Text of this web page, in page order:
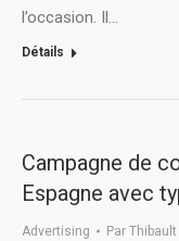
l’occasion. Il…
Détails
Campagne de
Espagne avec
Advertising Par Thibault